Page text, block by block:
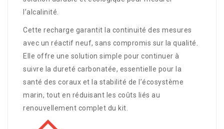
l’alcalinité.
Cette recharge garantit la continuité des mesures
avec un réactif neuf, sans compromis sur la qualité.
Elle offre une solution simple pour continuer à
suivre la dureté carbonatée, essentielle pour la
santé des coraux et la stabilité de l’écosystème
marin, tout en réduisant les coûts liés au
renouvellement complet du kit.